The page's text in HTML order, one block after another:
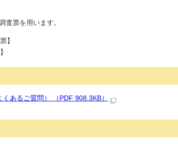
査票を用います。
】
あるご質問） （PDF 908.3KB）